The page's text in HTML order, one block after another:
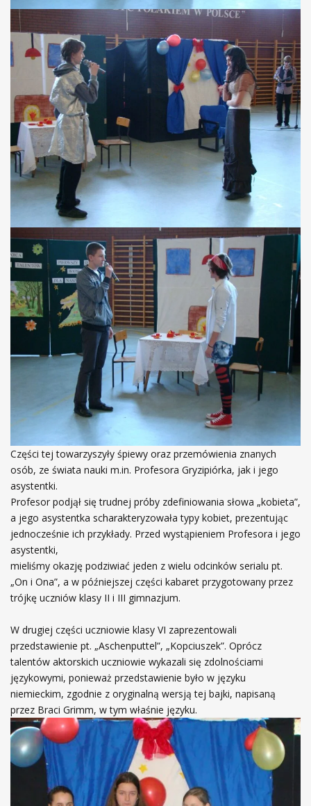
Części tej towarzyszyły śpiewy oraz przemówienia znanych
osób, ze świata nauki m.in. Profesora Gryzipiórka, jak i jego
asystentki.
Profesor podjął się trudnej próby zdefiniowania słowa „kobieta”,
a jego asystentka scharakteryzowała typy kobiet, prezentując
jednocześnie ich przykłady. Przed wystąpieniem Profesora i jego
asystentki,
mieliśmy okazję podziwiać jeden z wielu odcinków serialu pt.
„On i Ona”, a w późniejszej części kabaret przygotowany przez
trójkę uczniów klasy II i III gimnazjum.
W drugiej części uczniowie klasy VI zaprezentowali
przedstawienie pt. „Aschenputtel”, „Kopciuszek”. Oprócz
talentów aktorskich uczniowie wykazali się zdolnościami
językowymi, ponieważ przedstawienie było w języku
niemieckim, zgodnie z oryginalną wersją tej bajki, napisaną
przez Braci Grimm, w tym właśnie języku.